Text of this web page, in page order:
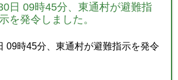
日 09時45分、東通村が避難指
を発令しました。
09時45分、東通村が避難指示を発令